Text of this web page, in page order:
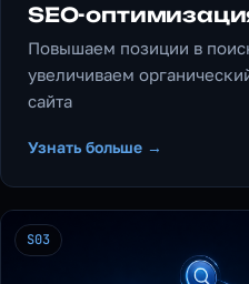
SEO-
Повышаем позиции в
увеличиваем
сайта
Узнать больше →
S03